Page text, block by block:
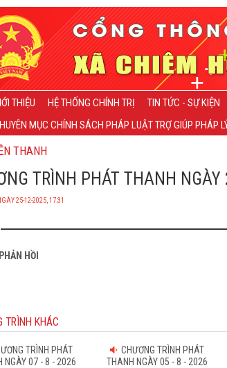
THIỆU HỆ THỐNG CHÍNH TRỊ TIN TỨC - SỰ KIỆN
MỤC CHÍNH SÁCH PHÁP LUẬT TRỢ GIÚP PHÁP
THANH
TRÌNH PHÁT THANH
25-12-2025, 17:31
HỒI
TRÌNH KHÁC
TRÌNH PHÁT
NGÀY 07 - 8 - 2026
CHƯƠNG TRÌNH PHÁT
THANH NGÀY 05 - 8 - 2026